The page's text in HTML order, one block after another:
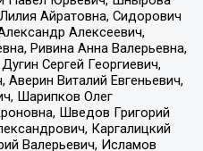
Айратовна, Сидорович
Алексеевич,
Ривина Анна Валерьевна,
Сергей Георгиевич,
Виталий Евгеньевич,
Шарипков Олег
Шведов Григорий
Каргалицкий
Валерьевич, Исламов